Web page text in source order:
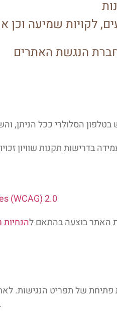
(WCAG) 2.0
האתר בוצעה בהתאם ל
פתיחת של תפריט הנגישות.
לטעינת הדף ולשינוי הרצוי בתצוגה (במידת הצורך).